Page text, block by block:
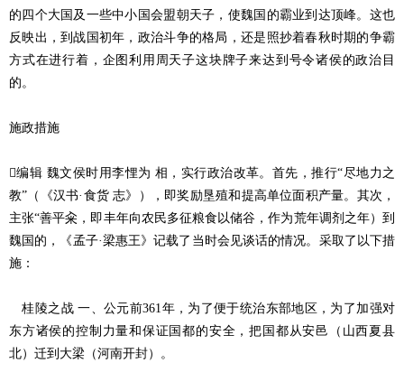
的四个大国及一些中小国会盟朝天子，使魏国的霸业到达顶峰。这也
反映出，到战国初年，政治斗争的格局，还是照抄着春秋时期的争霸
方式在进行着，企图利用周天子这块牌子来达到号令诸侯的政治目
的。
施政措施
编辑 魏文侯时用李悝为 相，实行政治改革。首先，推行“尽地力之
教”（《汉书·食货 志》），即奖励垦殖和提高单位面积产量。其次，
主张“善平籴，即丰年向农民多征粮食以储谷，作为荒年调剂之年）到
魏国的，《孟子·梁惠王》记载了当时会见谈话的情况。采取了以下措
施：
桂陵之战 一、公元前361年，为了便于统治东部地区，为了加强对
东方诸侯的控制力量和保证国都的安全，把国都从安邑（山西夏县
北）迁到大梁（河南开封）。